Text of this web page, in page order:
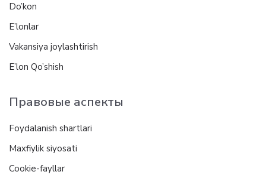
Do’kon
E’lonlar
Vakansiya joylashtirish
E’lon Qo’shish
Правовые аспекты
Foydalanish shartlari
Maxfiylik siyosati
Cookie-fayllar